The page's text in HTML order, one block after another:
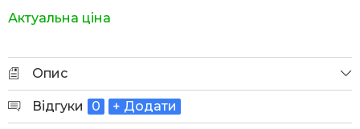
Актуальна ціна
Опис
Відгуки 0 + Додати